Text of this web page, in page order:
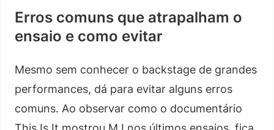
Erros comuns que atrapalham o
ensaio e como evitar
Mesmo sem conhecer o backstage de grandes
performances, dá para evitar alguns erros
comuns. Ao observar como o documentário